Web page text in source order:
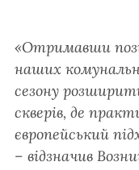
«Отримавши
наших
сезону
скверів, де
європейський
– відзначив